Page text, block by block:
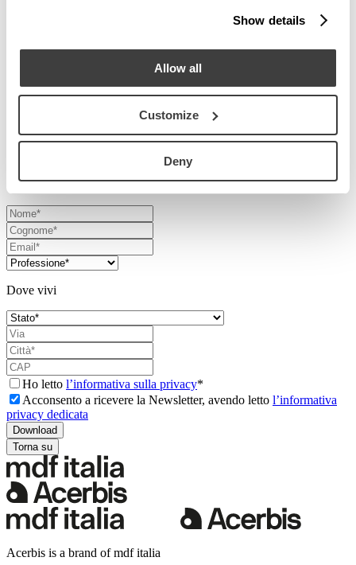
Show details
Allow all
Customize
Deny
A fare da cornice a questo racconto, un’ex fabbrica degli anni Venti:
spazio industriale dal carattere deciso. Un magazine che mostra,
ancora una volta, quanto il linguaggio Acerbis sia capace di adattarsi
a contesti diversi senza mai perdere d’identità.
Scarica il Magazine
Dove vivi
Ho letto l’informativa sulla privacy*
Acconsento a ricevere la Newsletter, avendo letto l’informativa
privacy dedicata
Torna su
Acerbis is a brand of mdf italia